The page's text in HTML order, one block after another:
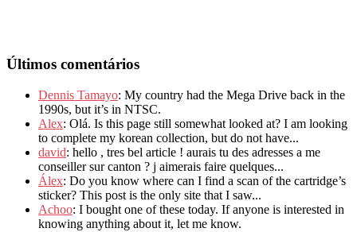
Últimos comentários
Dennis Tamayo: My country had the Mega Drive back in the
1990s, but it’s in NTSC.
Alex: Olá. Is this page still somewhat looked at? I am looking
to complete my korean collection, but do not have...
david: hello , tres bel article ! aurais tu des adresses a me
conseiller sur canton ? j aimerais faire quelques...
Álex: Do you know where can I find a scan of the cartridge’s
sticker? This post is the only site that I saw...
Achoo: I bought one of these today. If anyone is interested in
knowing anything about it, let me know.